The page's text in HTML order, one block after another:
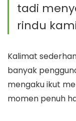
tadi
rindu
Kalimat
banyak
mengaku ikut
momen penuh